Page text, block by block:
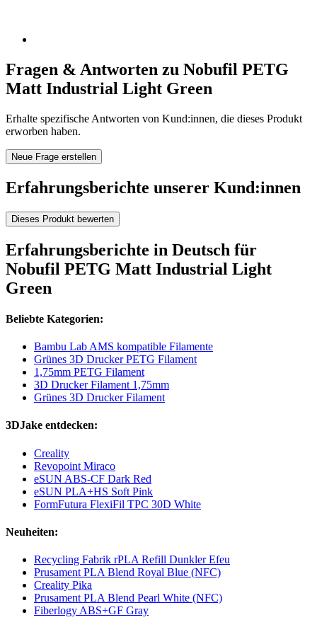
Fragen & Antworten zu Nobufil PETG
Matt Industrial Light Green
Erhalte spezifische Antworten von Kund:innen, die dieses Produkt
erworben haben.
Neue Frage erstellen
Erfahrungsberichte unserer Kund:innen
Dieses Produkt bewerten
Erfahrungsberichte in Deutsch für
Nobufil PETG Matt Industrial Light
Green
Beliebte Kategorien:
Bambu Lab AMS kompatible Filamente
Grünes 3D Drucker PETG Filament
1,75mm PETG Filament
3D Drucker Filament 1,75mm
Grünes 3D Drucker Filament
3DJake entdecken:
Creality
Revopoint Miraco
eSUN ABS-CF Dark Red
eSUN PLA+HS Soft Pink
FormFutura FlexiFil TPC 30D White
Neuheiten:
Recycling Fabrik rPLA Refill Dunkler Efeu
Prusament PLA Blend Royal Blue (NFC)
Creality Pika
Prusament PLA Blend Pearl White (NFC)
Fiberlogy ABS+GF Gray